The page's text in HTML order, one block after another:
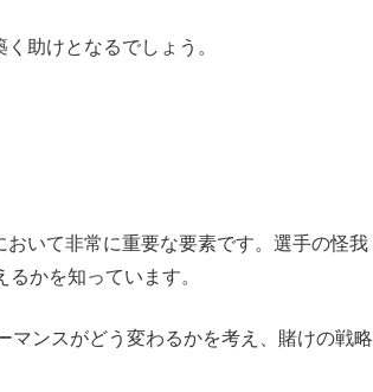
助けとなるでしょう。
いて非常に重要な要素です。選手の怪我
かを知っています。
ンスがどう変わるかを考え、賭けの戦略